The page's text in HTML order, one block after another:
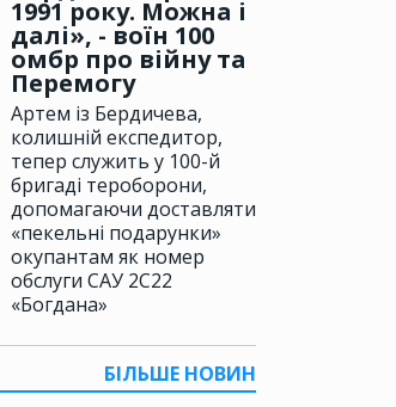
1991 року. Можна і
далі», - воїн 100
омбр про війну та
Перемогу
Артем із Бердичева,
колишній експедитор,
тепер служить у 100-й
бригаді тероборони,
допомагаючи доставляти
«пекельні подарунки»
окупантам як номер
обслуги САУ 2С22
«Богдана»
БІЛЬШЕ НОВИН